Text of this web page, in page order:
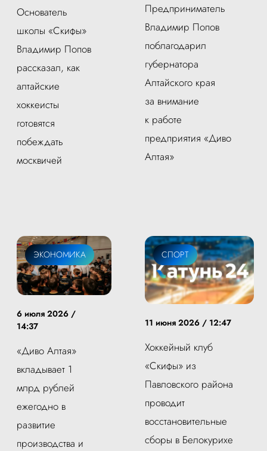
Основатель
школы «Скифы»
Владимир Попов
рассказал, как
алтайские
хоккеисты
готовятся
побеждать
москвичей
Предприниматель
Владимир Попов
поблагодарил
губернатора
Алтайского края
за внимание
к работе
предприятия «Диво
Алтая»
ЭКОНОМИКА
6 июля 2026 /
14:37
«Диво Алтая»
вкладывает 1
млрд рублей
ежегодно в
развитие
производства и
СПОРТ
11 июня 2026 / 12:47
Хоккейный клуб
«Скифы» из
Павловского района
проводит
восстановительные
сборы в Белокурихе